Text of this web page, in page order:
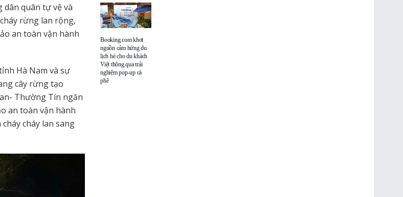
dân quân tự vệ và
rừng lan rộng,
an toàn vận hành
Hà Nam và sự
cây rừng tạo
Thường Tín ngăn
an toàn vận hành
cháy lan sang
Booking.com khơi
nguồn cảm hứng du
lịch hè cho du khách
Việt thông qua trải
nghiệm pop-up cà
phê